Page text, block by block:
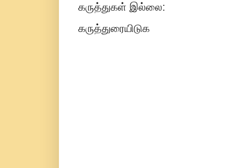
கருத்துகள் இல்லை:
கருத்துரையிடுக